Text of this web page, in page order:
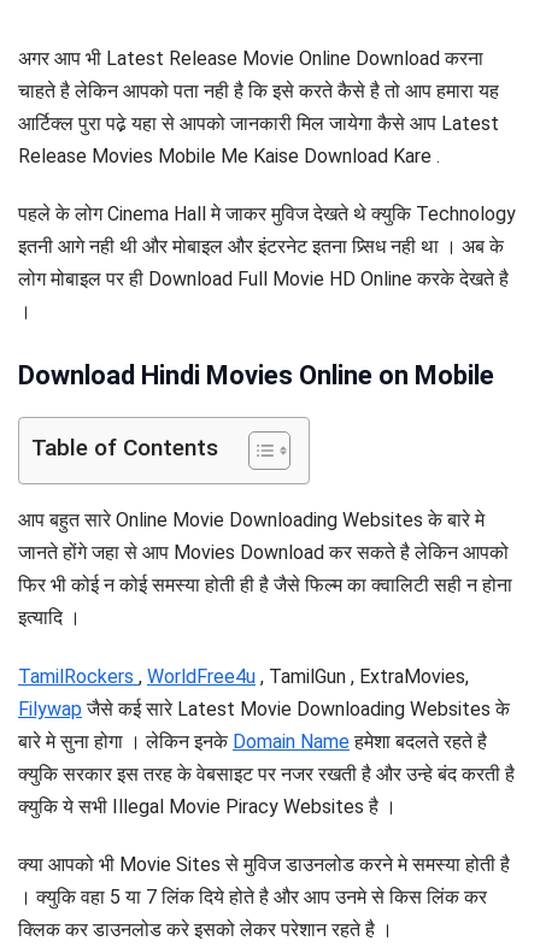
अगर आप भी Latest Release Movie Online Download करना
चाहते है लेकिन आपको पता नही है कि इसे करते कैसे है तो आप हमारा यह
आर्टिक्ल पुरा पढे़ यहा से आपको जानकारी मिल जायेगा कैसे आप Latest
Release Movies Mobile Me Kaise Download Kare .
पहले के लोग Cinema Hall मे जाकर मुविज देखते थे क्युकि Technology
इतनी आगे नही थी और मोबाइल और इंटरनेट इतना प्र्सिध नही था । अब के
लोग मोबाइल पर ही Download Full Movie HD Online करके देखते है
।
Download Hindi Movies Online on Mobile
Table of Contents
आप बहुत सारे Online Movie Downloading Websites के बारे मे
जानते होंगे जहा से आप Movies Download कर सकते है लेकिन आपको
फिर भी कोई न कोई समस्या होती ही है जैसे फिल्म का क्वालिटी सही न होना
इत्यादि ।
TamilRockers , WorldFree4u , TamilGun , ExtraMovies,
Filywapजैसे कई सारे Latest Movie Downloading Websites के
बारे मे सुना होगा । लेकिन इनके Domain Nameहमेशा बदलते रहते है
क्युकि सरकार इस तरह के वेबसाइट पर नजर रखती है और उन्हे बंद करती है
क्युकि ये सभी Illegal Movie Piracy Websites है ।
क्या आपको भी Movie Sites से मुविज डाउनलोड करने मे समस्या होती है
। क्युकि वहा 5 या 7 लिंक दिये होते है और आप उनमे से किस लिंक कर
क्लिक कर डाउनलोड करे इसको लेकर परेशान रहते है ।